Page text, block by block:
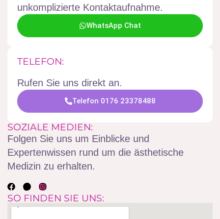
unkomplizierte Kontaktaufnahme.
WhatsApp Chat
TELEFON:
Rufen Sie uns direkt an.
Telefon 0176 23378488
SOZIALE MEDIEN:
Folgen Sie uns um Einblicke und
Expertenwissen rund um die ästhetische
Medizin zu erhalten.
SO FINDEN SIE UNS: